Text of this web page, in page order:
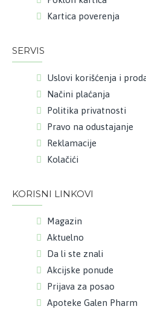
Kartica poverenja
SERVIS
Uslovi korišćenja i
Načini plaćanja
Politika privatnosti
Pravo na odustajanje
Reklamacije
Kolačići
KORISNI LINKOVI
Magazin
Aktuelno
Da li ste znali
Akcijske ponude
Prijava za posao
Apoteke Galen Pharm